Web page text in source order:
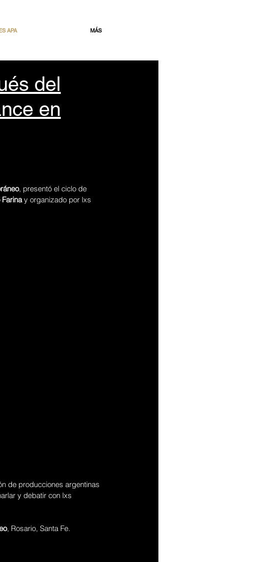
APA MÁS
del
en
, presentó el ciclo de
y organizado por lxs
de producciones argentinas
y debatir con lxs
, Rosario, Santa Fe.